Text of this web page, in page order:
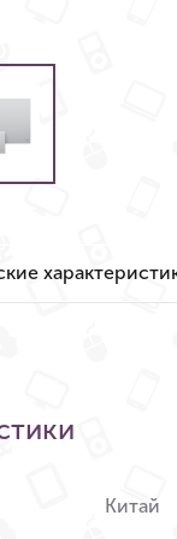
Китай